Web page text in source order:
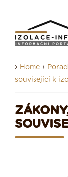
› Home ›
související k